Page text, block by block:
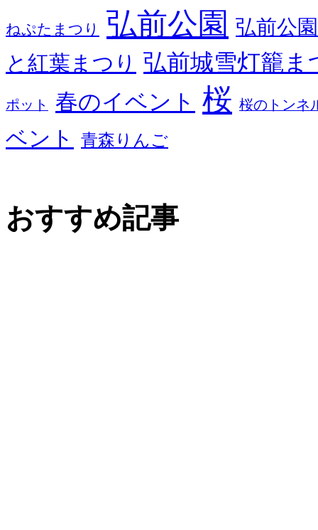
ねぷたまつり 弘前公園 弘前公
と紅葉まつり 弘前城雪灯籠ま
ポット 春のイベント 桜 桜のトンネ
ベント 青森りんご
おすすめ記事